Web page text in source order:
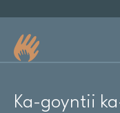
Ka-goyntii